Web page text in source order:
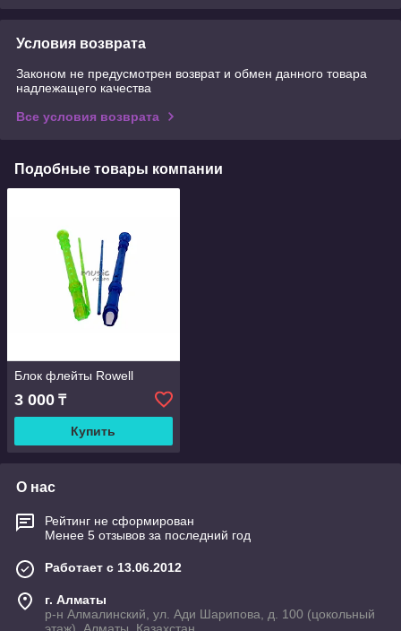
Условия возврата
Законом не предусмотрен возврат и обмен данного товара
надлежащего качества
Все условия возврата
Подобные товары компании
Блок флейты Rowell
3 000 ₸
Купить
О нас
Рейтинг не сформирован
Менее 5 отзывов за последний год
Работает с 13.06.2012
г. Алматы
р-н Алмалинский, ул. Ади Шарипова, д. 100 (цокольный